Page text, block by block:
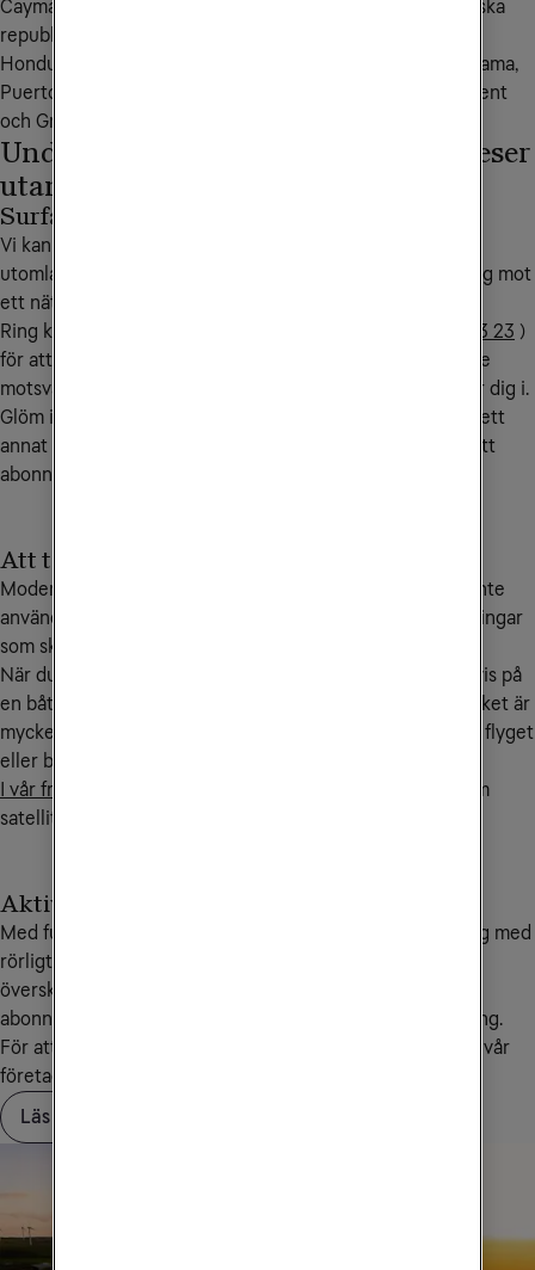
Caymanöarna, Costa Rica, Curacao, Dominica, Dominikanska
republiken, El Salvador, Grönland, Grenada, Guatemala,
Honduras, Jamaica, Kanada, Kuba, Mexiko, Nicaragua, Panama,
Puerto Rico, Saint Kitts och Nevis, Saint Lucia, Saint Vincent
och Grenadinerna, Turks och Caicos Islands, USA.
Undvik onödiga kostnader när du reser
utanför EU/EES
Surfa endast på WiFi
Vi kan lägga på en spärr på ditt abonnemang när du är
utomlands. Spärren aktiveras när din mobil kopplar upp sig mot
ett nät utomlands och avaktiveras när du kommer hem.
Ring kundservice på
+46 772 23 23 23 )
för att aktivera spärren. Samtalskostnaden till kundservice
motsvarar ett samtal till Sverige från det land du befinner dig i.
Glöm inte att sätta på dataroaming i din mobil när du är i ett
annat EU/EES-land för att kunna utnyttja mobilsurfen i ditt
abonnemang.
Att tänka på vid flyg- och båtresor
Moderna mobiler har kontakt med internet även när du inte
använder den, exempelvis för nedladdningar av uppdateringar
som sker i bakgrunden.
När du befinner dig helt utanför mobiltäckning, exempelvis på
en båt eller flygplan så sker då denna trafik via satellit, vilket är
mycket kostsamt. Slå därför av mobildata innan du går på flyget
eller båten.
I vår frågelista på denna sida
hittar du mer information om
satellitsamtal.
Aktivera Saldotak
Med funktionen Saldotak kan du som har ett abonnemang med
rörligt pris sätta en spärr vid ett belopp som inte får
överskridas. När saldotaket är uppnått spärras ditt
abonnemang samt eventuella gratistjänster för användning.
För att aktivera, ändra eller ta bort saldotak kontaktar du vår
företagskundservice på
Läs mer om Saldotak